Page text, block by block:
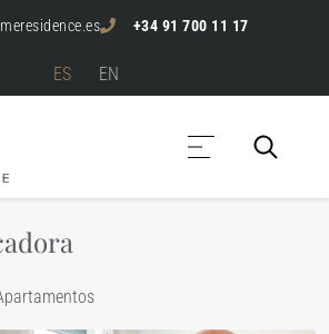
+34 91 700 11 17
ES EN